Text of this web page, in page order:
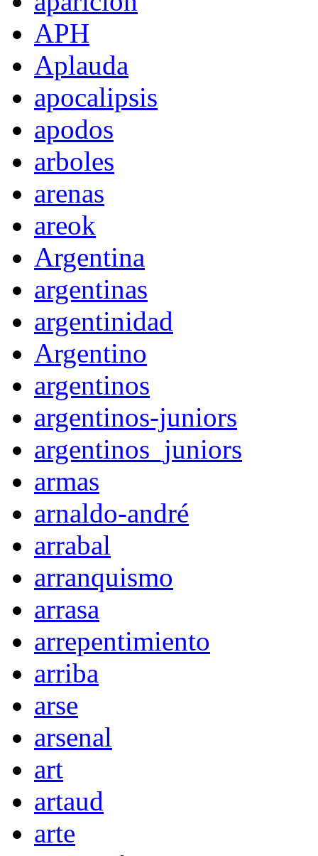
APH
Aplauda
apocalipsis
apodos
arboles
arenas
areok
Argentina
argentinas
argentinidad
Argentino
argentinos
argentinos-juniors
argentinos_juniors
armas
arnaldo-andré
arrabal
arranquismo
arrasa
arrepentimiento
arriba
arse
arsenal
art
artaud
arte